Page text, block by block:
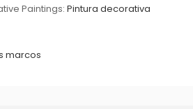
Paintings: Pintura decorativa
marcos